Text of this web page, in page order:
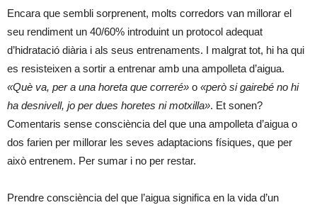
Encara que sembli sorprenent, molts corredors van millorar el
seu rendiment un 40/60% introduint un protocol adequat
d’hidratació diària i als seus entrenaments. I malgrat tot, hi ha qui
es resisteixen a sortir a entrenar amb una ampolleta d’aigua.
«Què va, per a una horeta que correré» o «però si gairebé no hi
ha desnivell, jo per dues horetes ni motxilla». Et sonen?
Comentaris sense consciència del que una ampolleta d’aigua o
dos farien per millorar les seves adaptacions físiques, que per
això entrenem. Per sumar i no per restar.
Prendre consciència del que l’aigua significa en la vida d’un